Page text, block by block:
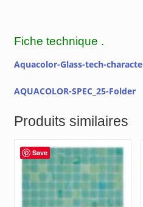
Fiche technique .
Aquacolor-Glass-tech-
AQUACOLOR-SPEC_25-Folder
Produits similaires
Save